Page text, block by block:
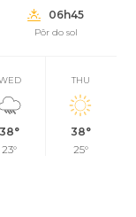
06h45
Pôr do sol
38°
23°
THU
38°
25°